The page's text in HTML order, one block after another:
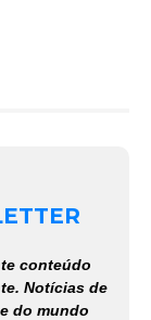
conteúdo
Notícias de
do mundo